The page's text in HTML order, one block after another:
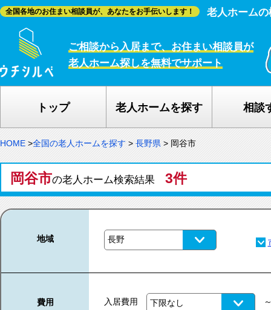
全国各地のお住まい相談員が、あなたをお手伝いします！ 老人ホーム
ご相談から入居まで、お住まい相談員が
老人ホーム探しを無料でサポート
トップ 老人ホームを探す 相談
HOME >全国の老人ホームを探す > 長野県 > 岡谷市
岡谷市の老人ホーム検索結果 3件
地域
費用 入居費用